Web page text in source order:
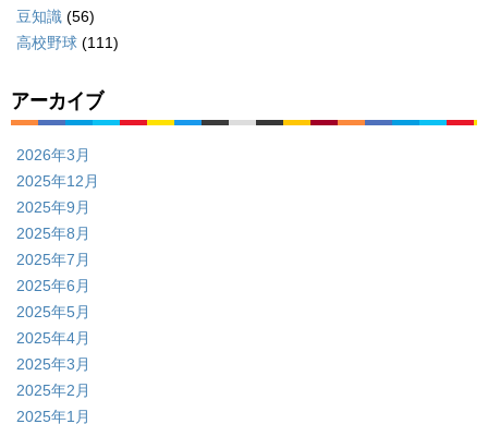
豆知識 (56)
高校野球 (111)
アーカイブ
2026年3月
2025年12月
2025年9月
2025年8月
2025年7月
2025年6月
2025年5月
2025年4月
2025年3月
2025年2月
2025年1月